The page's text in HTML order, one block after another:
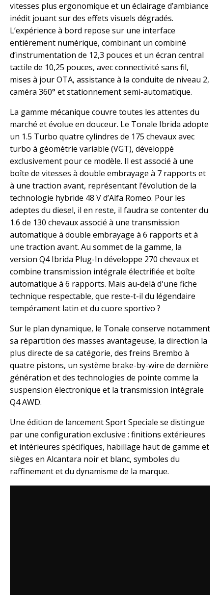
vitesses plus ergonomique et un éclairage d’ambiance
inédit jouant sur des effets visuels dégradés.
L’expérience à bord repose sur une interface
entièrement numérique, combinant un combiné
d’instrumentation de 12,3 pouces et un écran central
tactile de 10,25 pouces, avec connectivité sans fil,
mises à jour OTA, assistance à la conduite de niveau 2,
caméra 360° et stationnement semi-automatique.
La gamme mécanique couvre toutes les attentes du
marché et évolue en douceur. Le Tonale Ibrida adopte
un 1.5 Turbo quatre cylindres de 175 chevaux avec
turbo à géométrie variable (VGT), développé
exclusivement pour ce modèle. Il est associé à une
boîte de vitesses à double embrayage à 7 rapports et
à une traction avant, représentant l’évolution de la
technologie hybride 48 V d’Alfa Romeo. Pour les
adeptes du diesel, il en reste, il faudra se contenter du
1.6 de 130 chevaux associé à une transmission
automatique à double embrayage à 6 rapports et à
une traction avant. Au sommet de la gamme, la
version Q4 Ibrida Plug-In développe 270 chevaux et
combine transmission intégrale électrifiée et boîte
automatique à 6 rapports. Mais au-delà d'une fiche
technique respectable, que reste-t-il du légendaire
tempérament latin et du cuore sportivo ?
Sur le plan dynamique, le Tonale conserve notamment
sa répartition des masses avantageuse, la direction la
plus directe de sa catégorie, des freins Brembo à
quatre pistons, un système brake-by-wire de dernière
génération et des technologies de pointe comme la
suspension électronique et la transmission intégrale
Q4 AWD.
Une édition de lancement Sport Speciale se distingue
par une configuration exclusive : finitions extérieures
et intérieures spécifiques, habillage haut de gamme et
sièges en Alcantara noir et blanc, symboles du
raffinement et du dynamisme de la marque.